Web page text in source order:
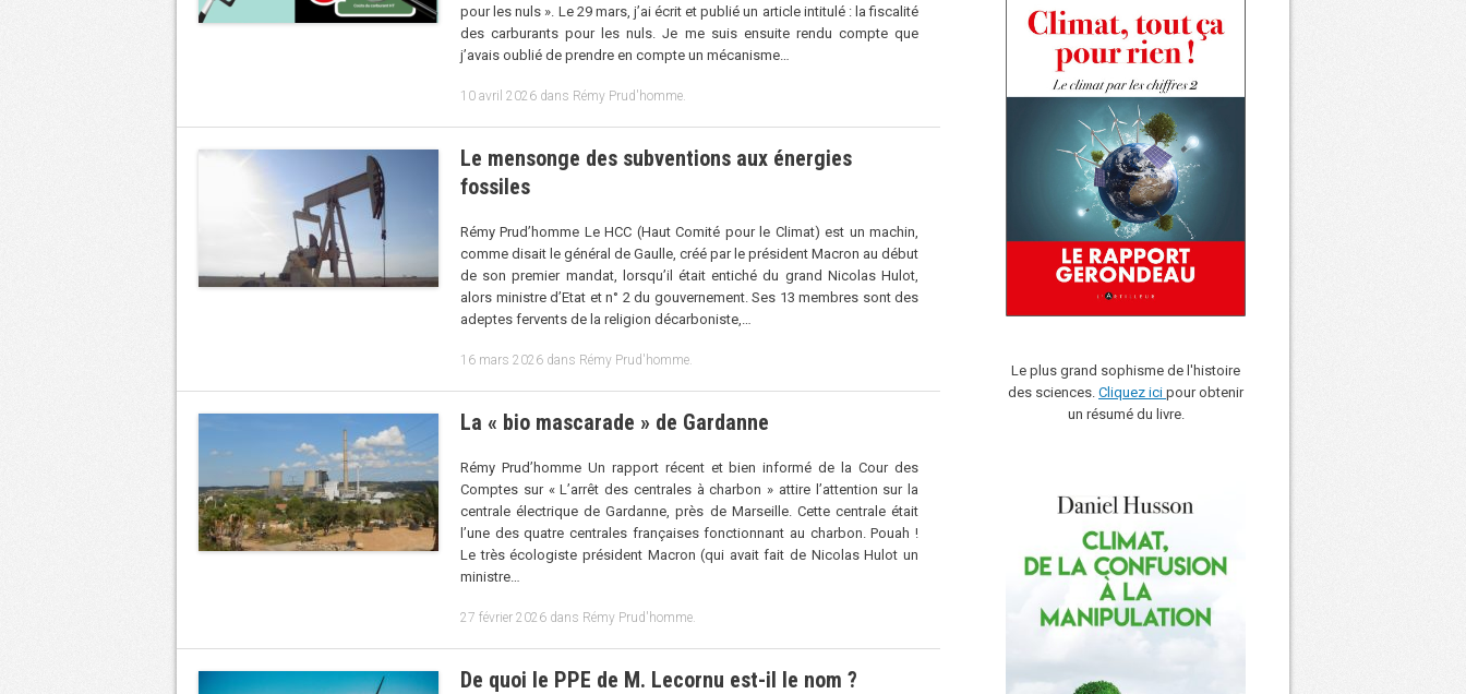
pour les nuls ». Le 29 mars, j’ai écrit et publié un article intitulé : la fiscalité
des carburants pour les nuls. Je me suis ensuite rendu compte que
j’avais oublié de prendre en compte un mécanisme…
10 avril 2026 dans Rémy Prud'homme
Le mensonge des subventions aux énergies
fossiles
Rémy Prud’homme Le HCC (Haut Comité pour le Climat) est un machin,
comme disait le général de Gaulle, créé par le président Macron au début
de son premier mandat, lorsqu’il était entiché du grand Nicolas Hulot,
alors ministre d’Etat et n° 2 du gouvernement. Ses 13 membres sont des
adeptes fervents de la religion décarboniste,…
16 mars 2026 dans Rémy Prud'homme
La « bio mascarade » de Gardanne
Rémy Prud’homme Un rapport récent et bien informé de la Cour des
Comptes sur « L’arrêt des centrales à charbon » attire l’attention sur la
centrale électrique de Gardanne, près de Marseille. Cette centrale était
l’une des quatre centrales françaises fonctionnant au charbon. Pouah !
Le très écologiste président Macron (qui avait fait de Nicolas Hulot un
ministre…
27 février 2026 dans Rémy Prud'homme
De quoi le PPE de M. Lecornu est-il le nom ?
Le plus grand sophisme de l'histoire
des sciences. Cliquez ici pour obtenir
un résumé du livre.